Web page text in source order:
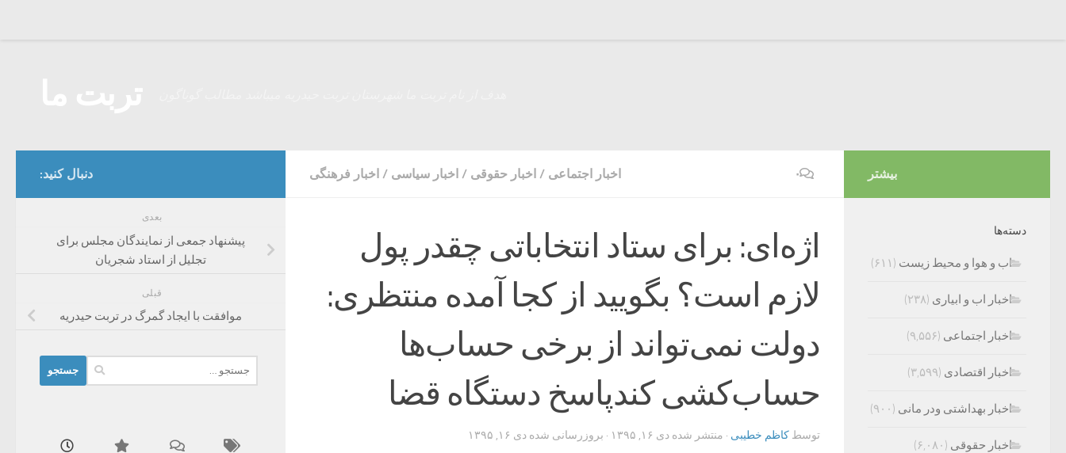
اخبار اجتماعی / اخبار حقوقی / اخبار سیاسی / اخبار فرهنگی ۰
اژ‌ه‌ای:‌ برای ستاد انتخاباتی چقدر پول
لازم است؟ بگویید از کجا آمده منتظری:
دولت نمی‌تواند از برخی حساب‌ها
حساب‌کشی کندپاسخ دستگاه قضا
توسط کاظم خطیبی · منتشر شده دی ۱۶, ۱۳۹۵ · بروزرسانی شده دی ۱۶, ۱۳۹۵
دنبال کنید:
بعدی
پیشنهاد جمعی از نمایندگان مجلس برای
تجلیل از استاد شجریان
قبلی
موافقت با ایجاد گمرگ در تربت حیدریه
برای:
بیشتر
دسته‌ها
اب و هوا و محیط زیست (۶۱۱)
اخبار اب و ابیاری (۲۳۸)
اخبار اجتماعی (۹,۵۵۶)
اخبار اقتصادی (۳,۵۹۹)
اخبار بهداشتی ودر مانی (۹۰۰)
اخبار حقوقی (۶,۰۸۰)